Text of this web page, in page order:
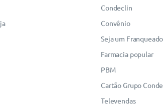
Condeclin
Convênio
Seja um Franqueado
Farmacia popular
PBM
Cartão Grupo Conde
Televendas